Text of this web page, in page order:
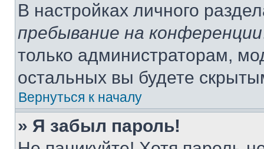
В настройках личного
пребывание на конференции
только администраторам,
остальных вы будете
Вернуться к началу
» Я забыл пароль!